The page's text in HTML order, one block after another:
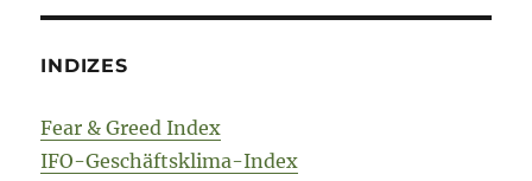
INDIZES
Fear & Greed Index
IFO-Geschäftsklima-Index